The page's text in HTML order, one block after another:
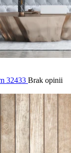
32433 Brak opinii